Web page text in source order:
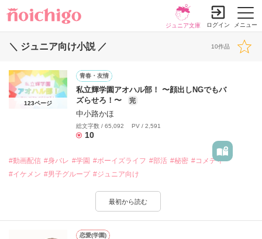
メニュー
ジュニア文庫 ログイン
＼ ジュニア向け小説 ／ 10作品
123ページ
青春・友情
私立輝学園アオハル部！ 〜顔出しNGでもバ
ズらせろ！〜
完
中小路かほ
総文字数 / 65,092 PV / 2,591
10
#動画配信 #身バレ #学園 #ボーイズライフ #部活 #秘密 #コメディ
#イケメン #男子グループ #ジュニア向け
最初から読む
恋愛(学園)